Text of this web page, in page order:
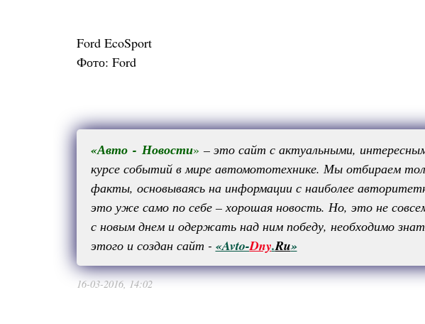
Ford EcoSport
Фото: Ford
«Авто- Новости» – это сайт с актуальными,
курсе событий в мире автомототехнике. Мы отбираем
факты, основываясь на информации с наиболее
это уже само по себе – хорошая новость. Но, это не
с новым днем и одержать над ним победу, необходимо
этого и создан сайт - «Avto-Dny.Ru»
16-03-2016, 14:02